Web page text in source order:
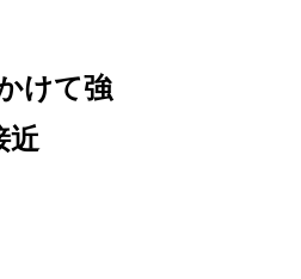
けて強
近